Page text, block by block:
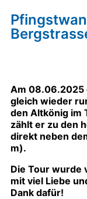
Am 08.06.2025
gleich wieder
den Altkönig im
zählt er zu den
direkt neben
m).
Die Tour wurde
mit viel Liebe
Dank dafür!